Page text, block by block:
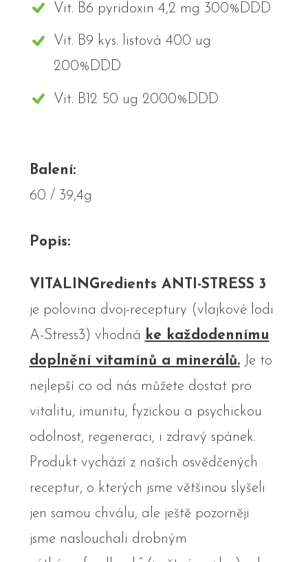
Vit. B6 pyridoxin 4,2 mg 300%DDD
Vit. B9 kys. listová 400 ug
200%DDD
Vit. B12 50 ug 2000%DDD
Balení:
60 / 39,4g
Popis:
VITALINGredients ANTI-STRESS 3
je polovina dvoj-receptury (vlajkové lodi
A-Stress3) vhodná
ke každodennímu
doplnění vitamínů a minerálů.Je to
nejlepší co od nás můžete dostat pro
vitalitu, imunitu, fyzickou a psychickou
odolnost, regeneraci, i zdravý spánek.
Produkt vychází z našich osvědčených
receptur, o kterých jsme většinou slyšeli
jen samou chválu, ale ještě pozorněji
jsme naslouchali drobným